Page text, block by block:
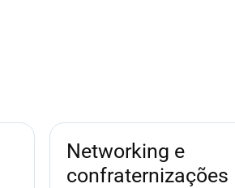
Networking e
confraternizações